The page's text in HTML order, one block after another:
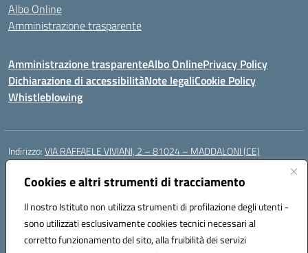
Cookies e altri strumenti di tracciamento
Il nostro Istituto non utilizza strumenti di profilazione degli utenti -
sono utilizzati esclusivamente cookies tecnici necessari al
corretto funzionamento del sito, alla fruibilità dei servizi
Albo Online
Amministrazione trasparente
Amministrazione trasparenteAlbo OnlinePrivacy Policy
Dichiarazione di accessibilitàNote legaliCookie Policy
Whistleblowing
Indirizzo:VIA RAFFAELE VIVIANI, 2 – 81024 – MADDALONI (CE)
Centralino:
Posta elettronica certificata (PEC):ceic8av00r@pec.istruzione.it
Codice fiscale: 93086020612
Codice meccanografico:CEIC8AV00R
Codice Indice delle Pubbliche Amministrazioni (IPA): icamm
Codice unico di fatturazione (CUF): UF8WE6